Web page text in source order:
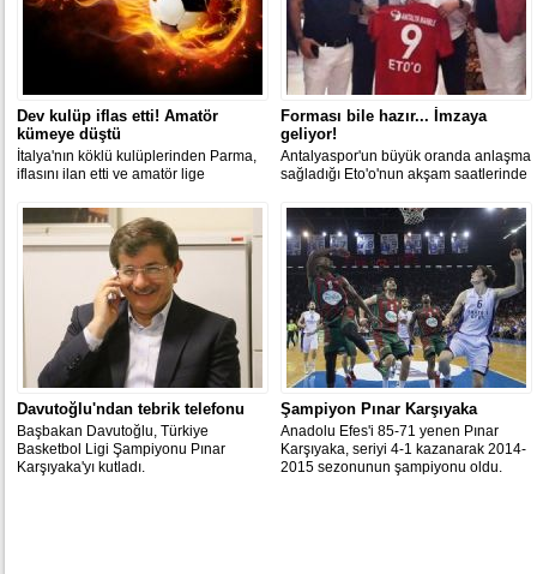
Dev kulüp iflas etti! Amatör
kümeye düştü
İtalya'nın köklü kulüplerinden Parma,
iflasını ilan etti ve amatör lige
Forması bile hazır... İmzaya
geliyor!
Antalyaspor'un büyük oranda anlaşma
sağladığı Eto'o'nun akşam saatlerinde
Davutoğlu'ndan tebrik telefonu
Başbakan Davutoğlu, Türkiye
Basketbol Ligi Şampiyonu Pınar
Karşıyaka'yı kutladı.
Şampiyon Pınar Karşıyaka
Anadolu Efes'i 85-71 yenen Pınar
Karşıyaka, seriyi 4-1 kazanarak 2014-
2015 sezonunun şampiyonu oldu.